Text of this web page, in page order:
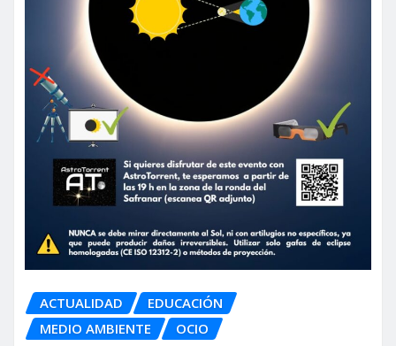
ACTUALIDAD
EDUCACIÓN
MEDIO AMBIENTE
OCIO